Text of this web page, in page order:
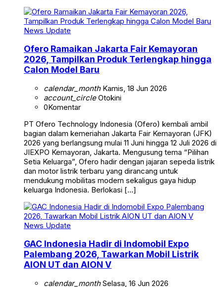
News Update
Ofero Ramaikan Jakarta Fair Kemayoran
2026, Tampilkan Produk Terlengkap hingga
Calon Model Baru
calendar_monthKamis, 18 Jun 2026
account_circleOtokini
0Komentar
PT Ofero Technology Indonesia (Ofero) kembali ambil
bagian dalam kemeriahan Jakarta Fair Kemayoran (JFK)
2026 yang berlangsung mulai 11 Juni hingga 12 Juli 2026 di
JIEXPO Kemayoran, Jakarta. Mengusung tema “Pilihan
Setia Keluarga”, Ofero hadir dengan jajaran sepeda listrik
dan motor listrik terbaru yang dirancang untuk
mendukung mobilitas modern sekaligus gaya hidup
keluarga Indonesia. Berlokasi […]
News Update
GAC Indonesia Hadir di Indomobil Expo
Palembang 2026, Tawarkan Mobil Listrik
AION UT dan AION V
calendar_monthSelasa, 16 Jun 2026